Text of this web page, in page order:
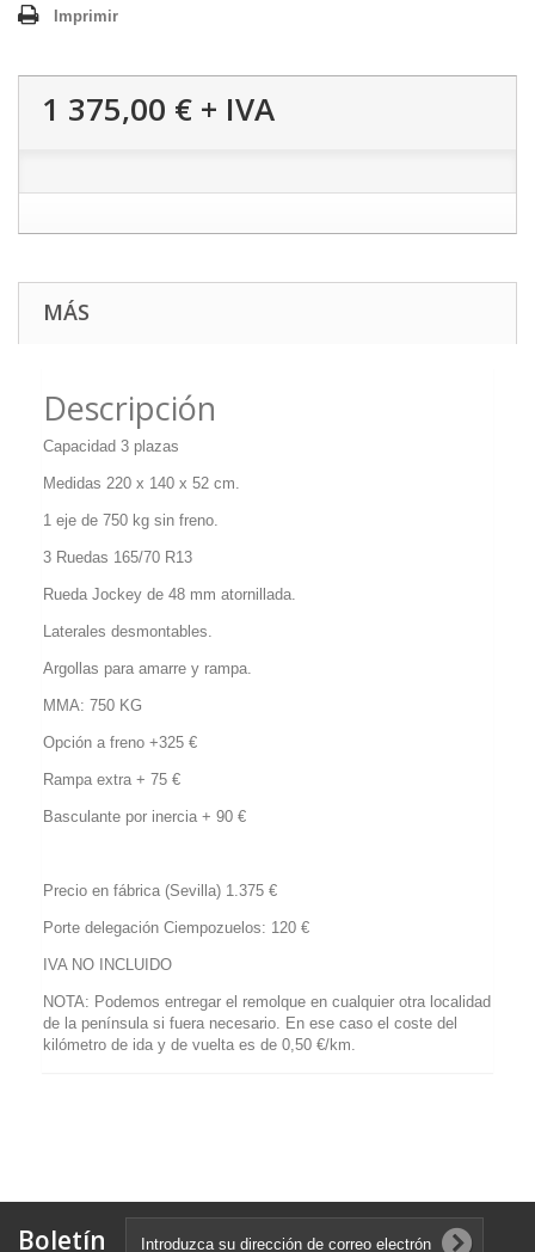
Imprimir
1 375,00 € + IVA
MÁS
Descripción
Capacidad 3 plazas
Medidas 220 x 140 x 52 cm.
1 eje de 750 kg sin freno.
3 Ruedas 165/70 R13
Rueda Jockey de 48 mm atornillada.
Laterales desmontables.
Argollas para amarre y rampa.
MMA: 750 KG
Opción a freno +325 €
Rampa extra + 75 €
Basculante por inercia + 90 €
Precio en fábrica (Sevilla) 1.375 €
Porte delegación Ciempozuelos: 120 €
IVA NO INCLUIDO
NOTA: Podemos entregar el remolque en cualquier otra localidad
de la península si fuera necesario. En ese caso el coste del
kilómetro de ida y de vuelta es de 0,50 €/km.
Boletín